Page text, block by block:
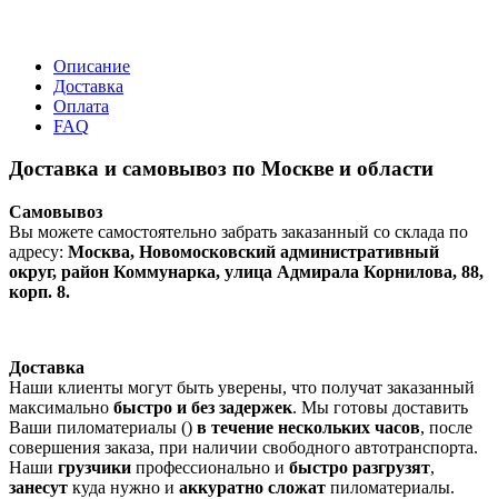
Описание
Доставка
Оплата
FAQ
Доставка и самовывоз по Москве и области
Самовывоз
Вы можете самостоятельно забрать заказанный со склада по
адресу: Москва, Новомосковский административный
округ, район Коммунарка, улица Адмирала Корнилова, 88,
корп. 8.
Доставка
Наши клиенты могут быть уверены, что получат заказанный
максимально быстро и без задержек. Мы готовы доставить
Ваши пиломатериалы () в течение нескольких часов, после
совершения заказа, при наличии свободного автотранспорта.
Наши грузчики профессионально и быстро разгрузят,
занесут куда нужно и аккуратно сложат пиломатериалы.